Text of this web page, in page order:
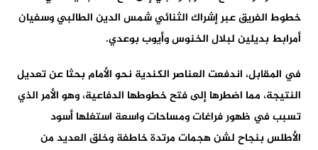
خطوط الفريق عبر إشراك الثنائي شمس الدين الطالبي وسفيان
أمرابط بديلين لبلال الخنوس وأيوب بوعدي.
في المقابل، اندفعت العناصر الكندية نحو الأمام بحثا عن تعديل
النتيجة، مما اضطرها إلى فتح خطوطها الدفاعية، وهو الأمر الذي
تسبب في ظهور فراغات ومساحات واسعة استغلها أسود
الأطلس بنجاح لشن هجمات مرتدة خاطفة وخلق العديد من